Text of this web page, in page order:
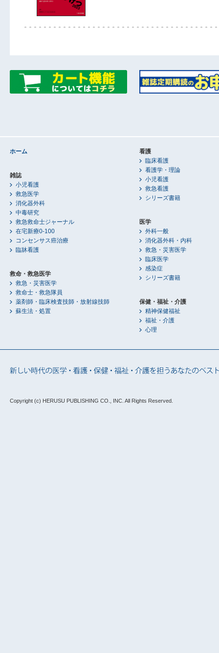
ホーム
雑誌
小児看護
救急医学
消化器外科
中毒研究
救急救命士ジャーナル
在宅新療0-100
コンセンサス癌治療
臨牀看護
救命・救急医学
救急・災害医学
救命士・救急隊員
薬剤師・臨床検査技師・放射線技師
蘇生法・処置
看護
臨床看護
看護学・理論
小児看護
救急看護
シリーズ書籍
医学
外科一般
消化器外科・内科
救急・災害医学
臨床医学
感染症
シリーズ書籍
保健・福祉・介護
精神保健福祉
福祉・介護
心理
Copyright (c) HERUSU PUBLISHING CO., INC. All Rights Reserved.